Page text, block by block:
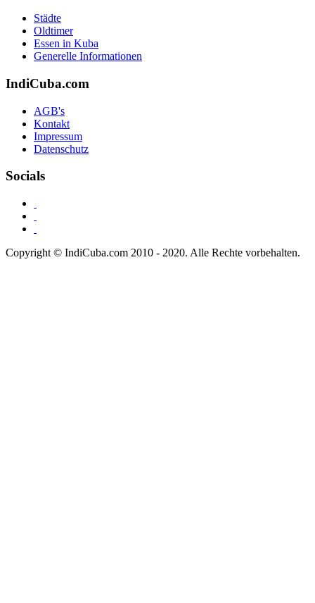
Städte
Oldtimer
Essen in Kuba
Generelle Informationen
IndiCuba.com
AGB's
Kontakt
Impressum
Datenschutz
Socials
Copyright © IndiCuba.com 2010 - 2020. Alle Rechte vorbehalten.